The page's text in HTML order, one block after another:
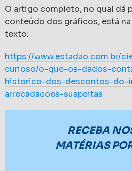
O artigo completo, no qual dá
conteúdo dos gráficos, está
texto:
https://www.estadao.com.br/
curioso/o-que-os-dados-
historico-dos-descontos-do-
arrecadacoes-suspeitas
RECEBA
MATÉRIAS